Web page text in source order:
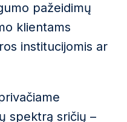
pažeidimų
klientams
institucijomis ar
spektrą sričių –